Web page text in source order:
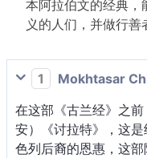
本阿拉伯文的经典，
义的人们，并做行善
1
Mokhtasar
在这部《古兰经》之
安）《讨拉特》，这
色列后裔的恩惠，这